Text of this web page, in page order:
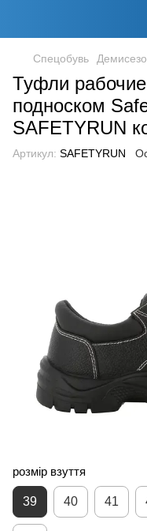
Спецобувь
Туфли
подноском
SAFETYRUN
Артикул: SAFETYRUN
розмір взуття
39 40 41